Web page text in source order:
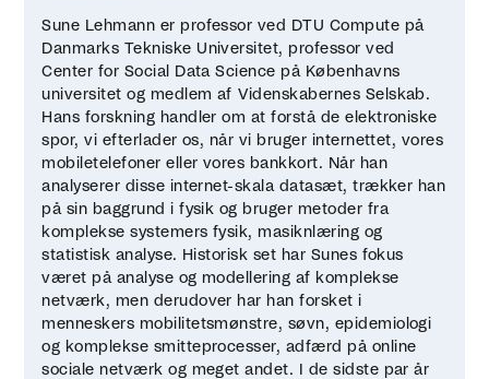
Sune Lehmann er professor ved DTU Compute på
Danmarks Tekniske Universitet, professor ved
Center for Social Data Science på Københavns
universitet og medlem af Videnskabernes Selskab.
Hans forskning handler om at forstå de elektroniske
spor, vi efterlader os, når vi bruger internettet, vores
mobiletelefoner eller vores bankkort. Når han
analyserer disse internet-skala datasæt, trækker han
på sin baggrund i fysik og bruger metoder fra
komplekse systemers fysik, masiknlæring og
statistisk analyse. Historisk set har Sunes fokus
været på analyse og modellering af komplekse
netværk, men derudover har han forsket i
menneskers mobilitetsmønstre, søvn, epidemiologi
og komplekse smitteprocesser, adfærd på online
sociale netværk og meget andet. I de sidste par år